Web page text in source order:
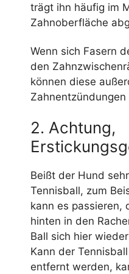
trägt ihn häufig im
Zahnoberfläche
Wenn sich Fasern
den
können diese
Zahnentzündungen
2. Achtung,
Beißt der Hund
Tennisball, zum
kann es passieren,
hinten in den
Ball sich hier
Kann der
entfernt werden,